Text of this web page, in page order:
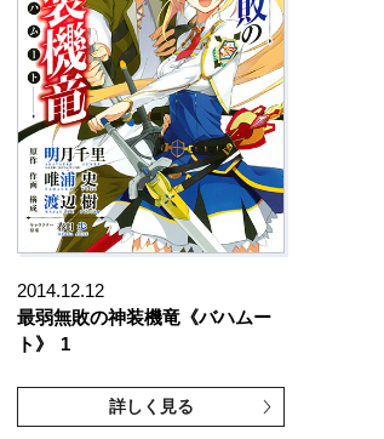
2014.12.12
最弱無敗の神装機竜《バハムー
ト》
1
詳しく見る